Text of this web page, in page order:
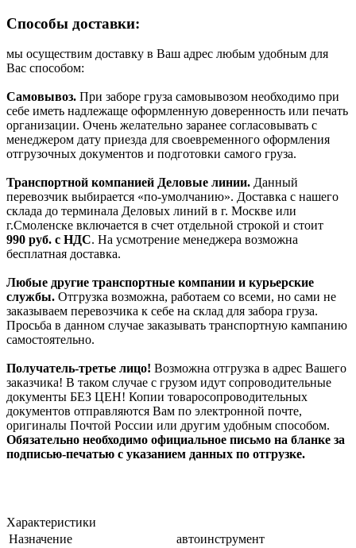
Способы доставки:
мы осуществим доставку в Ваш адрес любым удобным для
Вас способом:
Самовывоз. При заборе груза самовывозом необходимо при
себе иметь надлежаще оформленную доверенность или печать
организации. Очень желательно заранее согласовывать с
менеджером дату приезда для своевременного оформления
отгрузочных документов и подготовки самого груза.
Транспортной компанией Деловые линии. Данный
перевозчик выбирается «по-умолчанию». Доставка с нашего
склада до терминала Деловых линий в г. Москве или
г.Смоленске включается в счет отдельной строкой и стоит
990 руб. с НДС. На усмотрение менеджера возможна
бесплатная доставка.
Любые другие транспортные компании и курьерские
службы. Отгрузка возможна, работаем со всеми, но сами не
заказываем перевозчика к себе на склад для забора груза.
Просьба в данном случае заказывать транспортную кампанию
самостоятельно.
Получатель-третье лицо! Возможна отгрузка в адрес Вашего
заказчика! В таком случае с грузом идут сопроводительные
документы БЕЗ ЦЕН! Копии товаросопроводительных
документов отправляются Вам по электронной почте,
оригиналы Почтой России или другим удобным способом.
Обязательно необходимо официальное письмо на бланке за
подписью-печатью с указанием данных по отгрузке.
Характеристики
Назначение
автоинструмент